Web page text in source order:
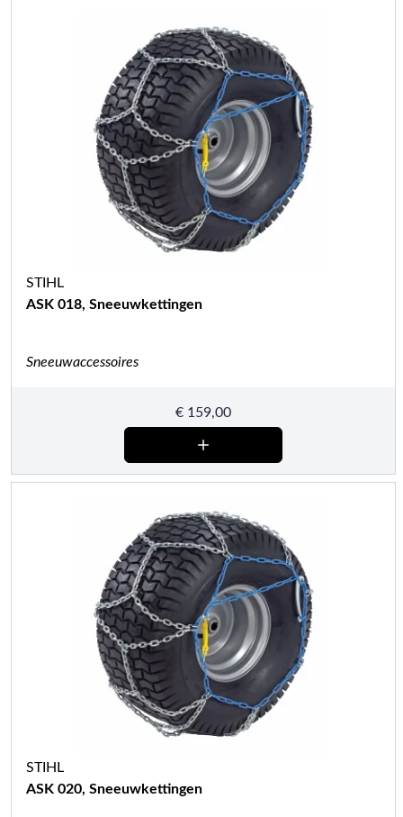
STIHL
ASK 018, Sneeuwkettingen
Sneeuwaccessoires
€ 159,00
STIHL
ASK 020, Sneeuwkettingen